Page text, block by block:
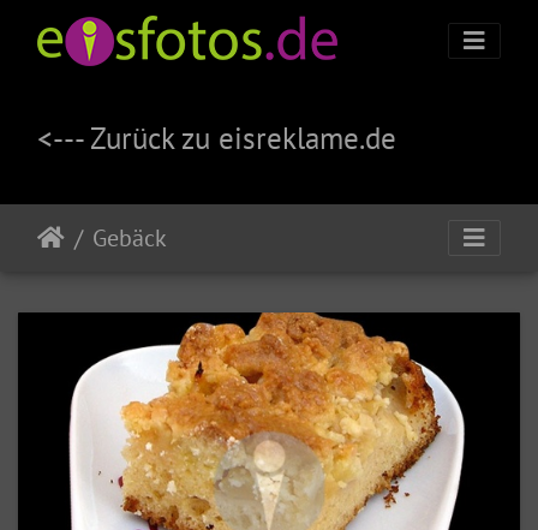
<--- Zurück zu eisreklame.de
Gebäck